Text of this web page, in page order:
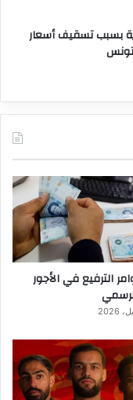
تجارية بسبب تسقيف أسعار
الترفيع في الأجور